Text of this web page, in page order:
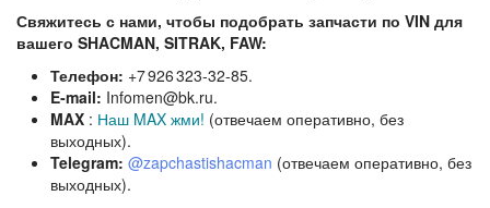
Свяжитесь с нами, чтобы подобрать запчасти по VIN для
вашего SHACMAN, SITRAK, FAW:
Телефон: +7 926 323‑32‑85.
E‑mail: Infomen@bk.ru.
MAX: Наш MAX жми! (отвечаем оперативно, без
выходных).
Telegram: @zapchastishacman (отвечаем оперативно, без
выходных).